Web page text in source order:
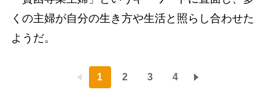
くの主婦が自分の生き方や生活と照らし合わせた
ようだ。
1 2 3 4